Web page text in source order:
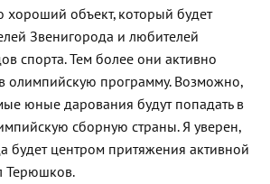
хороший объект, который будет
Звенигорода и любителей
спорта. Тем более они активно
олимпийскую программу. Возможно,
юные дарования будут попадать в
сборную страны. Я уверен,
будет центром притяжения активной
Терюшков.